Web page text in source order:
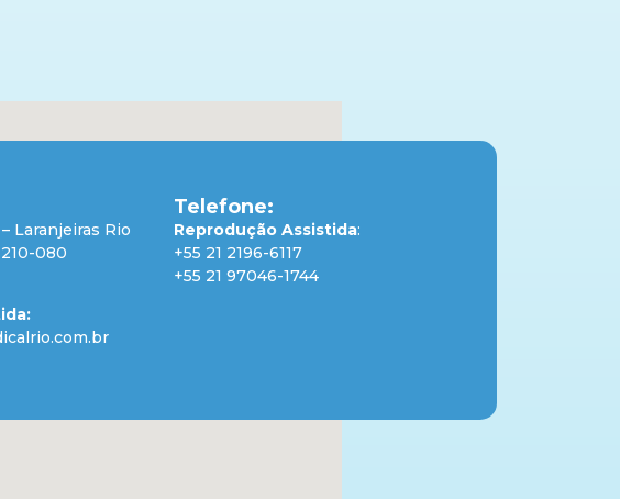
Laranjeiras Rio
080
Telefone:
Reprodução Assistida:
+55 21 2196-6117
+55 21 97046-1744